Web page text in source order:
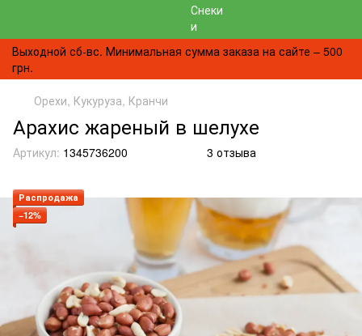
Выходной сб-вс. Минимальная сумма заказа на сайте – 500
грн.
Орехи, Кукуруза, Кранчи
Арахис жареный в шелухе
Артикул: 1345736200 3 отзыва
Распродажа
−12%